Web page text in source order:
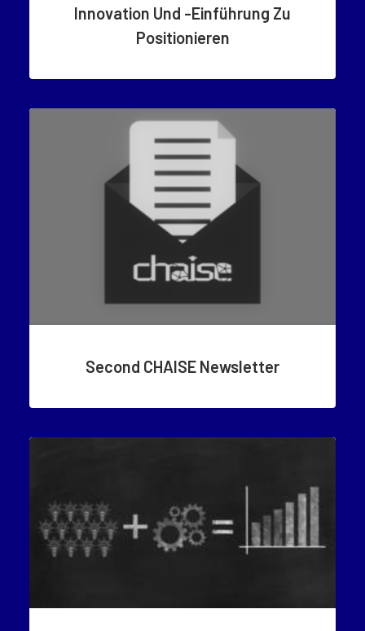
Innovation Und -Einführung Zu
Positionieren
Second CHAISE Newsletter